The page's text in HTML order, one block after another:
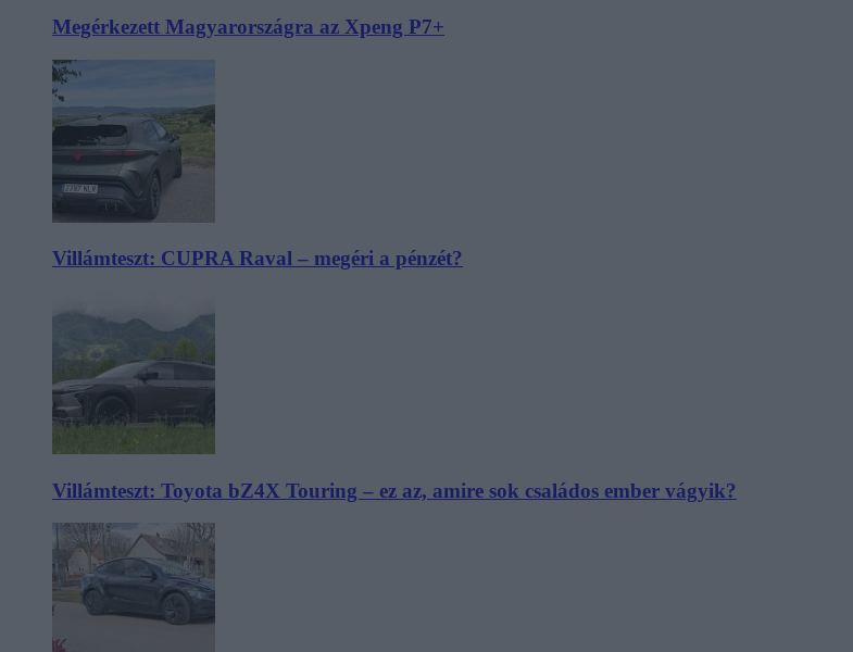
Megérkezett Magyarországra az Xpeng P7+
Villámteszt: CUPRA Raval – megéri a pénzét?
Villámteszt: Toyota bZ4X Touring – ez az, amire sok családos ember vágyik?